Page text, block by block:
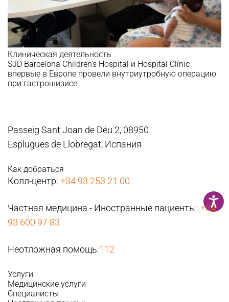
Клиническая деятельность
SJD Barcelona Children's Hospital и Hospital Clínic
впервые в Европе провели внутриутробную операцию
при гастрошизисе
Passeig Sant Joan de Déu 2, 08950
Esplugues de Llobregat, Испания
Как добраться
Колл-центр: +34 93 253 21 00
Частная медицина - Иностранные пациенты: +34
93 600 97 83
Неотложная помощь:112
Услуги
Медицинские услуги
Специалисты